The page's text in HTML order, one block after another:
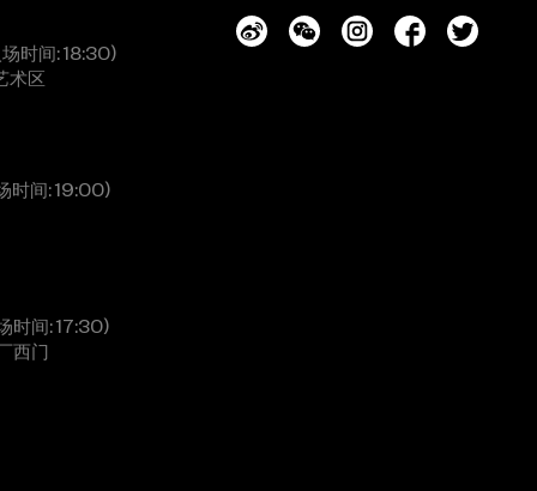
时间: 18:30)
术区
时间: 19:00)
时间: 17:30)
西门